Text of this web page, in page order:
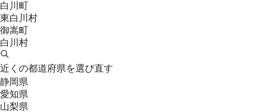
白川町
東白川村
御嵩町
白川村
近くの都道府県を選び直す
静岡県
愛知県
山梨県